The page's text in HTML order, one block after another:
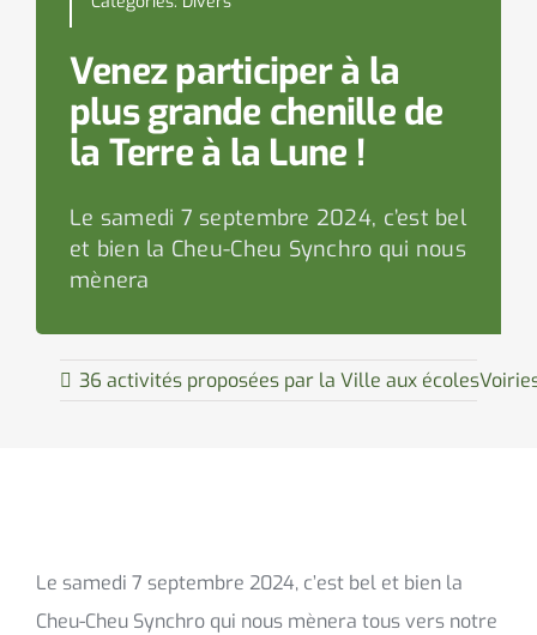
Enfance, jeunesse & sports
Culture et loisirs
Social & solidarité
Contacter le maire
Venez participer à la
plus grande chenille de
la Terre à la Lune !
Le samedi 7 septembre 2024, c’est bel
et bien la Cheu-Cheu Synchro qui nous
mènera
36 activités proposées par la Ville aux écoles
Le samedi 7 septembre 2024, c’est bel et bien la
Cheu-Cheu Synchro qui nous mènera tous vers notre